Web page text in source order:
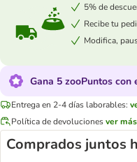
5% de
Recibe tu
Modifica,
Gana 5 zooPuntos con
Entrega en 2-4 días laborables:
Política de devolucionesver más
Comprados juntos